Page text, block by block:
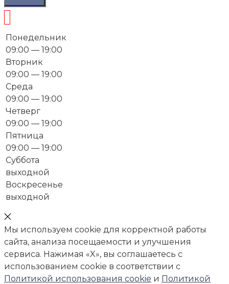
Понедельник
09:00 — 19:00
Вторник
09:00 — 19:00
Среда
09:00 — 19:00
Четверг
09:00 — 19:00
Пятница
09:00 — 19:00
Суббота
выходной
Воскресенье
выходной
Мы используем cookie для корректной работы
сайта, анализа посещаемости и улучшения
сервиса. Нажимая «X», вы соглашаетесь с
использованием cookie в соответствии с
Политикой использования cookie и Политикой